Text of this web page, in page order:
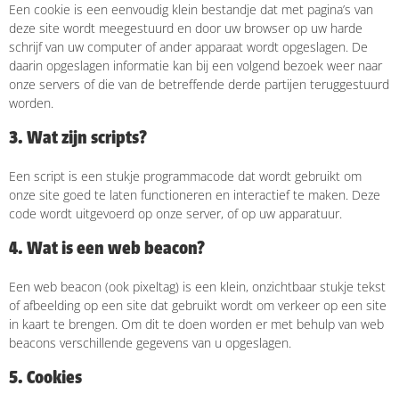
Een cookie is een eenvoudig klein bestandje dat met pagina’s van
deze site wordt meegestuurd en door uw browser op uw harde
schrijf van uw computer of ander apparaat wordt opgeslagen. De
daarin opgeslagen informatie kan bij een volgend bezoek weer naar
onze servers of die van de betreffende derde partijen teruggestuurd
worden.
3. Wat zijn scripts?
Een script is een stukje programmacode dat wordt gebruikt om
onze site goed te laten functioneren en interactief te maken. Deze
code wordt uitgevoerd op onze server, of op uw apparatuur.
4. Wat is een web beacon?
Een web beacon (ook pixeltag) is een klein, onzichtbaar stukje tekst
of afbeelding op een site dat gebruikt wordt om verkeer op een site
in kaart te brengen. Om dit te doen worden er met behulp van web
beacons verschillende gegevens van u opgeslagen.
5. Cookies